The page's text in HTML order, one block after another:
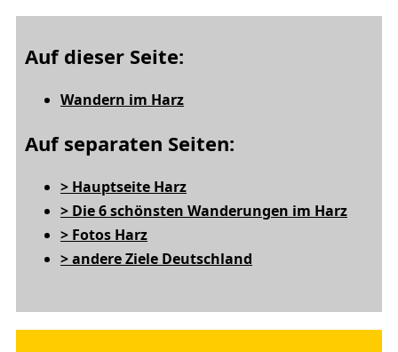
Auf dieser Seite:
Wandern im Harz
Auf separaten Seiten:
> Hauptseite Harz
> Die 6 schönsten Wanderungen im Harz
> Fotos Harz
> andere Ziele Deutschland